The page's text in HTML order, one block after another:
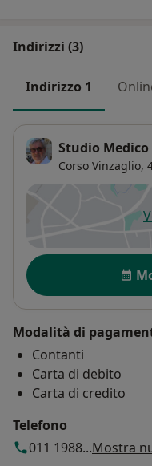
Indirizzi (3)
Indirizzo 1
Studio
Corso Vinzaglio,
Disponibilità
Modalità di
Contanti
Carta di debito
Carta di credito
Telefono
011 1988...Mostra